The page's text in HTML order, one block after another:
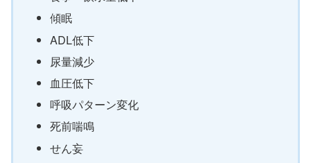
傾眠
ADL低下
尿量減少
血圧低下
呼吸パターン変化
死前喘鳴
せん妄